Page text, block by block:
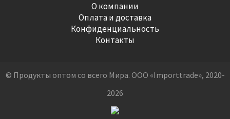
О компании
Оплата и доставка
Конфиденциальность
Контакты
© Продукты оптом со всего Мира. ООО «Importtrade», 2020-
2026